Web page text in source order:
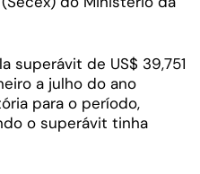
superávit de US$ 39,751
a julho do ano
para o período,
o superávit tinha